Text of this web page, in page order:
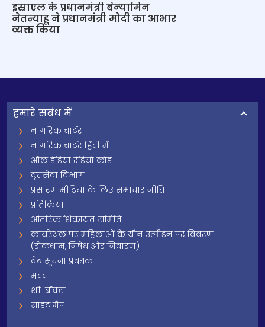
इस्राएल के प्रधानमंत्री बेन्‍यामिन
नेतन्याहू ने प्रधानमंत्री मोदी का आभार
व्यक्त किया
हमारे सबंध में
नागरिक चार्टर
नागरिक चार्टर हिंदी में
ऑल इंडिया रेडियो कोड
वृत्तसेवा विभाग
प्रसारण मीडिया के लिए समाचार नीति
प्रतिक्रिया
आंतरिक शिकायत समिति
कार्यस्थल पर महिलाओं के यौन उत्पीड़न पर विवरण
(रोकथाम, निषेध और निवारण)
वेब सूचना प्रबंधक
मदद
शी-बॉक्स
साइट मैप